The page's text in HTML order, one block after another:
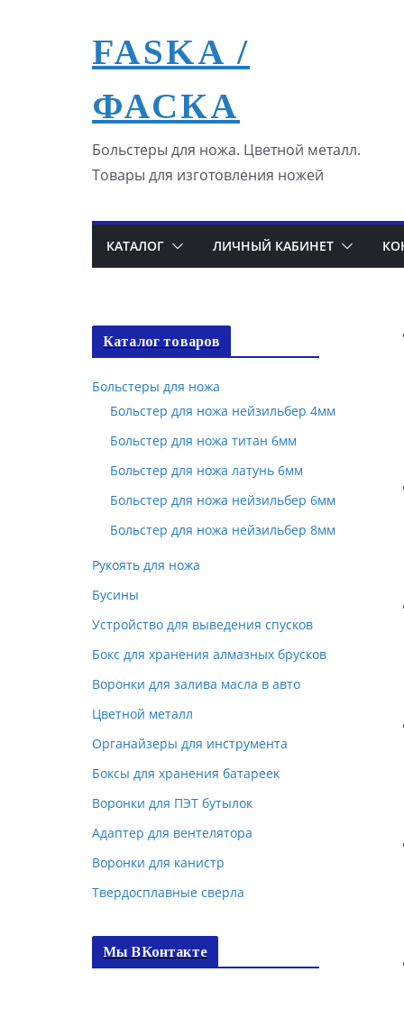
содержимомуFASKA /
ФАСКА
Больстеры для ножа. Цветной металл.
Товары для изготовления ножей
КАТАЛОГ ЛИЧНЫЙ КАБИНЕТ
Каталог товаров
Больстеры для ножа
Больстер для ножа нейзильбер 4мм
Больстер для ножа титан 6мм
Больстер для ножа латунь 6мм
Больстер для ножа нейзильбер 6мм
Больстер для ножа нейзильбер 8мм
Рукоять для ножа
Бусины
Устройство для выведения спусков
Бокс для хранения алмазных брусков
Воронки для залива масла в авто
Цветной металл
Органайзеры для инструмента
Боксы для хранения батареек
Воронки для ПЭТ бутылок
Адаптер для вентелятора
Воронки для канистр
Твердосплавные сверла
Мы ВКонтакте